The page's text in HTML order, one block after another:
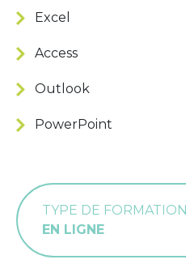
Excel
Access
Outlook
PowerPoint
TYPE DE FORMATION
EN LIGNE